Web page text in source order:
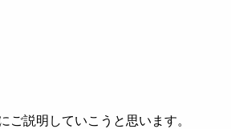
ご説明していこうと思います。